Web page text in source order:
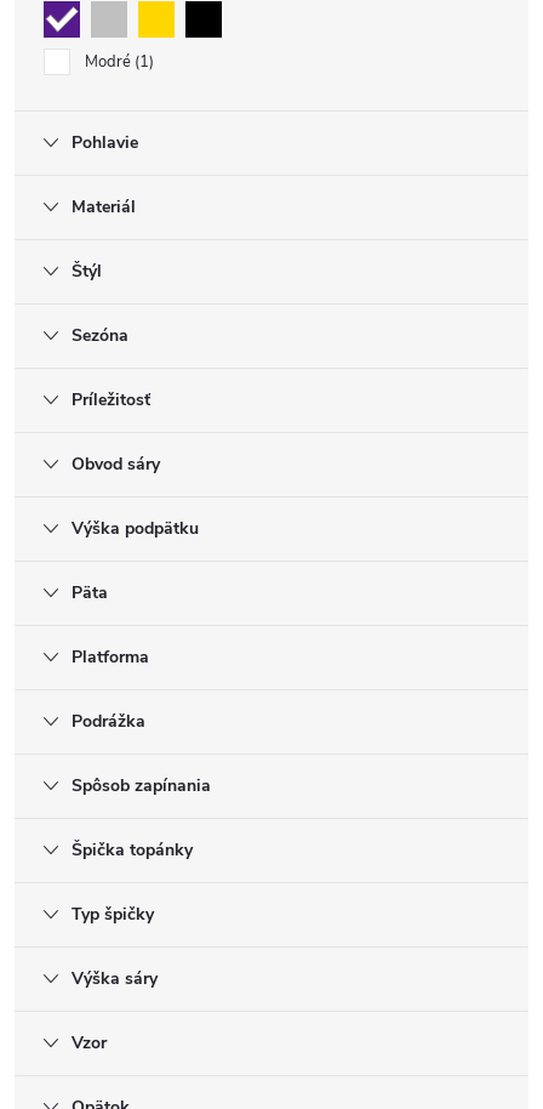
Modré 1
Pohlavie
Materiál
Štýl
Sezóna
Príležitosť
Obvod sáry
Výška podpätku
Päta
Platforma
Podrážka
Spôsob zapínania
Špička topánky
Typ špičky
Výška sáry
Vzor